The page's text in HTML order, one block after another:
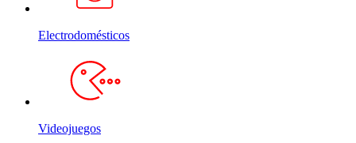
Electrodomésticos
Videojuegos